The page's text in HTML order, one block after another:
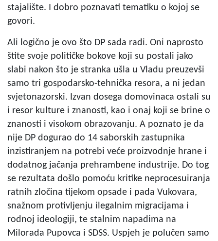
stajalište. I dobro poznavati tematiku o kojoj se
govori.
Ali logično je ovo što DP sada radi. Oni naprosto
štite svoje političke bokove koji su postali jako
slabi nakon što je stranka ušla u Vladu preuzevši
samo tri gospodarsko-tehnička resora, a ni jedan
svjetonazorski. Izvan dosega domovinaca ostali su
i resor kulture i znanosti, kao i onaj koji se brine o
znanosti i visokom obrazovanju. A poznato je da
nije DP dogurao do 14 saborskih zastupnika
inzistiranjem na potrebi veće proizvodnje hrane i
dodatnog jačanja prehrambene industrije. Do tog
se rezultata došlo pomoću kritike neprocesuiranja
ratnih zločina tijekom opsade i pada Vukovara,
snažnom protivljenju ilegalnim migracijama i
rodnoj ideologiji, te stalnim napadima na
Milorada Pupovca i SDSS. Uspjeh je polučen samo